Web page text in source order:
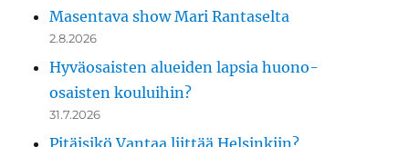
Masentava show Mari Rantaselta
2.8.2026
Hyväosaisten alueiden lapsia huono-
osaisten kouluihin?
31.7.2026